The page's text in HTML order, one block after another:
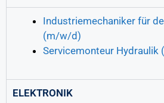
Industriemechaniker für
(m/w/d)
Servicemonteur Hydraulik
ELEKTRONIK